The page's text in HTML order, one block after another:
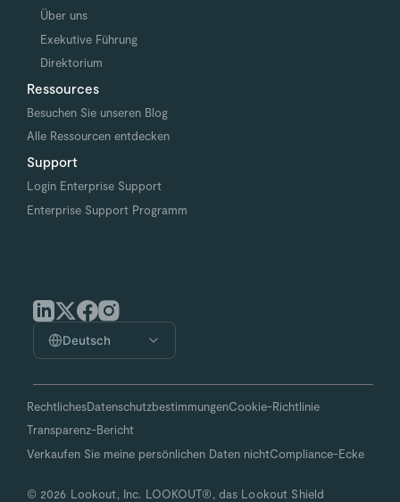
Über uns
Exekutive Führung
Direktorium
Ressources
Besuchen Sie unseren Blog
Alle Ressourcen entdecken
Support
Login Enterprise Support
Enterprise Support Programm
Deutsch
RechtlichesDatenschutzbestimmungenCookie-Richtlinie
Transparenz-Bericht
Verkaufen Sie meine persönlichen Daten nichtCompliance-Ecke
© 2026 Lookout, Inc. LOOKOUT®, das Lookout Shield